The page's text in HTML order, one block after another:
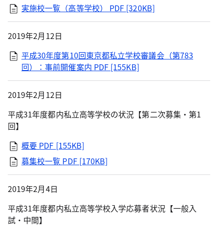
実施校一覧（高等学校） PDF [320KB]
2019年2月12日
平成30年度第10回東京都私立学校審議会（第783
回）：事前開催案内 PDF [155KB]
2019年2月12日
平成31年度都内私立高等学校の状況【第二次募集・第1
回】
概要 PDF [155KB]
募集校一覧 PDF [170KB]
2019年2月4日
平成31年度都内私立高等学校入学応募者状況【一般入
試・中間】